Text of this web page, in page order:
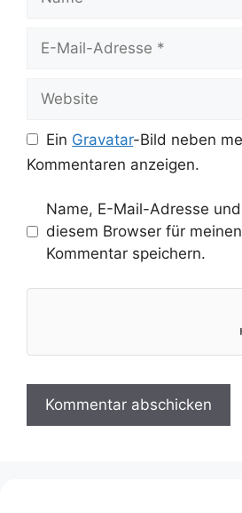
Mail-
Ein Gravatar-Bild neben
Kommentaren anzeigen.
Name, E-Mail-Adresse
diesem Browser für
Kommentar speichern.